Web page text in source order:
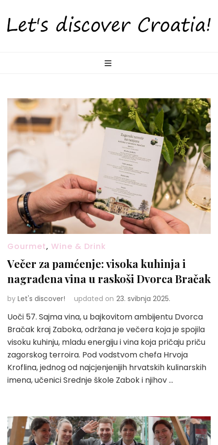
Gourmet, Wine & Drink
Večer za pamćenje: visoka kuhinja i
nagrađena vina u raskoši Dvorca Bračak
by Let's discover! updated on 23. svibnja 2025.
Uoči 57. Sajma vina, u bajkovitom ambijentu Dvorca
Bračak kraj Zaboka, održana je večera koja je spojila
visoku kuhinju, mladu energiju i vina koja pričaju priču
zagorskog terroira. Pod vodstvom chefa Hrvoja
Kroflina, jednog od najcjenjenijih hrvatskih kulinarskih
imena, učenici Srednje škole Zabok i njihov …